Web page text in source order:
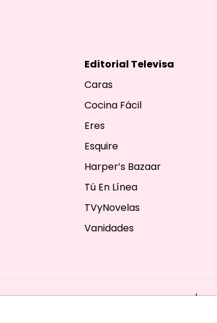
Editorial Televisa
Caras
Cocina Fácil
Eres
Esquire
Harper’s Bazaar
Tú En Línea
TVyNovelas
Vanidades
- EDITORIAL TELEVISA - LIFESTYLES - BEAUTY /